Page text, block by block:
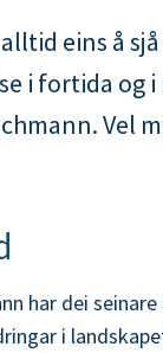
eins å
i fortida og
Vel
har dei
i